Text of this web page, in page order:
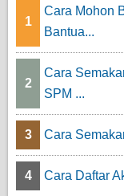
1
Cara Mohon
Bantua...
2
Cara
SPM ...
3 Cara
4 Cara Daftar